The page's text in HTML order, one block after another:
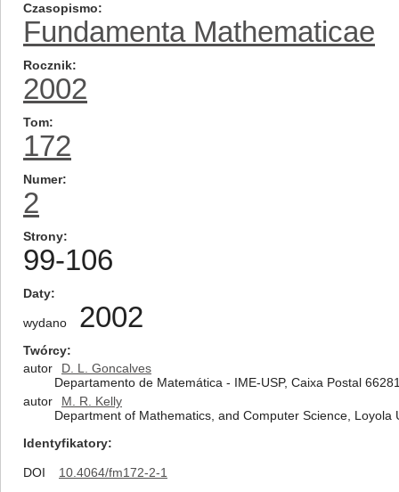
Czasopismo
Fundamenta Mathematicae
Rocznik
2002
Tom
172
Numer
2
Strony
99-106
Daty
wydano 2002
Twórcy
autor
D. L. Goncalves
Departamento de Matemática - IME-USP, Caixa Postal
autor
M. R. Kelly
Department of Mathematics, and Computer Science,
Identyfikatory
DOI
10.4064/fm172-2-1